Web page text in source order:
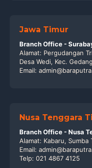
Jawa Timur
Branch Office -
Alamat: Pergudangan
Desa Wedi, Kec.
Email:
Nusa Tenggara
Branch Office - Nusa
Alamat: Kabaru, Sumba
Email:
Telp: 021 4867 4125